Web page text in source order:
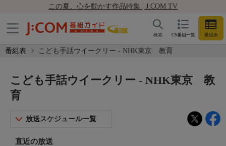
この夏、心を動かす作品特集 | J:COM TV
CS番組一覧 番組表
検索
番組表 こども手話ウイークリー - NHK東京 教育
こども手話ウイークリー - NHK東京 教
育
放送スケジュール一覧
直近の放送